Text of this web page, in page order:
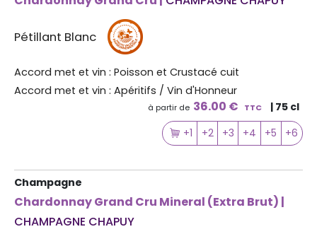
Pétillant Blanc
Accord met et vin : Poisson et Crustacé cuit
Accord met et vin : Apéritifs / Vin d'Honneur
à partir de 36.00 € TTC
| 75 cl
+1
+2 +3 +4 +5 +6
Champagne
Chardonnay Grand Cru Mineral (Extra Brut) |
CHAMPAGNE CHAPUY